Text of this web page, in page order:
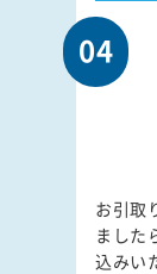
04
お引取
ました
込みい